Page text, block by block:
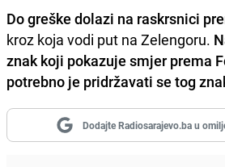
Do greške dolazi na raskrsnici
kroz koja vodi put na Zelengoru.
znak koji pokazuje smjer prema
potrebno je pridržavati se tog
Dodajte Radiosarajevo.ba u